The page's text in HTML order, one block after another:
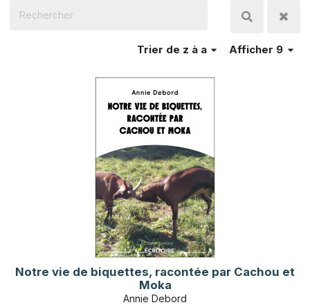
Afficher 9
Trier de z à a
Notre vie de biquettes, racontée par Cachou et
Moka
Annie Debord